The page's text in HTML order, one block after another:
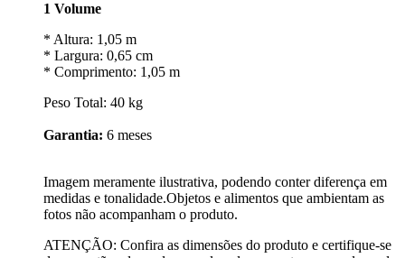
1 Volume
* Altura: 1,05 m
* Largura: 0,65 cm
* Comprimento: 1,05 m
Peso Total: 40 kg
Garantia: 6 meses
Imagem meramente ilustrativa, podendo conter diferença em
medidas e tonalidade.Objetos e alimentos que ambientam as
fotos não acompanham o produto.
ATENÇÃO: Confira as dimensões do produto e certifique-se